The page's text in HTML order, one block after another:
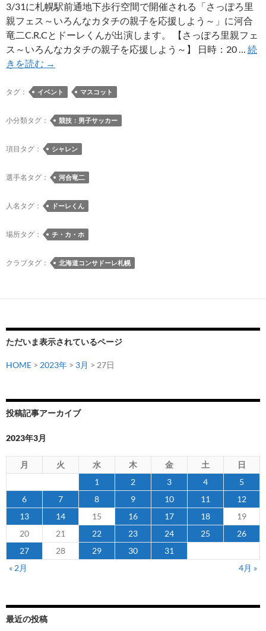
に、
J
リ
ー
式
ク
ブ
上
年
得
記
3/31に札幌駅前通地下歩行空間で開催される「さっぽろ里
親フェス～いろんなカタチの親子を応援しよう～」に河合
竜二C.R.Cとドーレくんが出演します。 【さっぽろ里親フェ
ス～いろんなカタチの親子を応援しよう～】 日時：20 … 続
きを読む 3/31
札
駅
通
下
行
間
開
「さ
っ
ぽ
親
い
ろ
チ
子
を
→
タグ： イベント マスコット
小分類タグ： 競技：男子サッカー
項目タグ： シャレン
選手名タグ： 河合竜二
人名タグ： ドーレくん
場所タグ： チ・カ・ホ
クラブタグ： 北海道コンサドーレ札幌
ただいま表示されているページ
HOME > 2023年 > 3月 > 27日
投稿記事アーカイブ
2023年3月
月 火 水 木 金 土
日
1
2 3 4
5
6
7 8 9 10 11
12
13
14 15 16 17 18
19
20
21 22 23 24 25
26
27
28 29 30
31
« 2月
4月 »
最近の投稿